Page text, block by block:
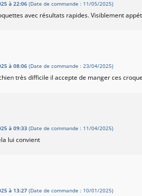
à 22:06 (Date de commande : 11/05/2025)
avec résultats rapides. Visiblement
à 08:06 (Date de commande : 23/04/2025)
très difficile il accepte de manger ces
à 09:33 (Date de commande : 11/04/2025)
lui convient
à 13:27 (Date de commande : 10/01/2025)